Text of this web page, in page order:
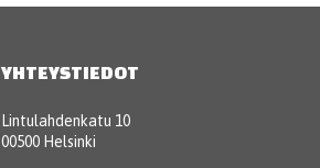
YHTEYSTIEDOT
Lintulahdenkatu 10
00500 Helsinki